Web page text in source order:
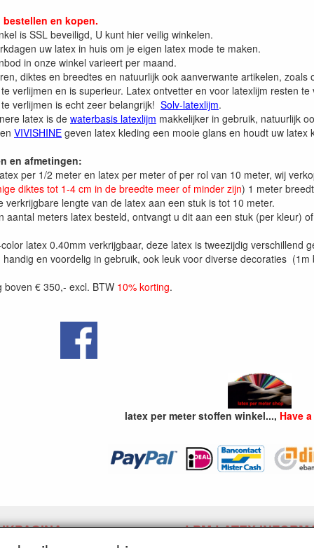
en kopen.
is SSL beveiligd, U kunt hier veilig winkelen.
uw latex in huis om je eigen latex mode te maken.
in onze winkel varieert per maand.
diktes en breedtes en natuurlijk ook aanverwante artikelen, zoals
verlijmen en is superieur. Latex ontvetter en voor latexlijm resten
verlijmen is echt zeer belangrijk! Solv-latexlijm.
latex is dewaterbasis latexlijm makkelijker in gebruik, natuurlijk
VIVISHINE geven latex kleding een mooie glans en houdt uw latex
en afmetingen:
per 1/2 meter en latex per meter of per rol van 10 meter, wij
diktes tot 1-4 cm in de breedte meer of minder zijn) 1 meter
verkrijgbare lengte van de latex aan een stuk is tot 10 meter.
aantal meters latex besteld, ontvangt u dit aan een stuk (per kleur)
latex 0.40mm verkrijgbaar, deze latex is tweezijdig verschillend
handig en voordelig in gebruik, ook leuk voor diverse decoraties (1m
boven € 350,- excl. BTW 10% korting.
latex per meter stoffen winkel..., Have
LPM LATEX